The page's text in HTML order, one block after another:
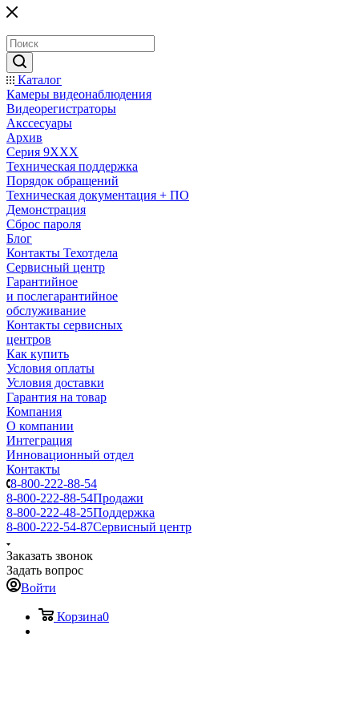
Каталог
Камеры видеонаблюдения
Видеорегистраторы
Акссесуары
Архив
Серия 9XXX
Техническая поддержка
Порядок обращений
Техническая документация + ПО
Демонстрация
Сброс пароля
Блог
Контакты Техотдела
Сервисный центр
Гарантийное
и послегарантийное
обслуживание
Контакты сервисных
центров
Как купить
Условия оплаты
Условия доставки
Гарантия на товар
Компания
О компании
Интеграция
Инновационный отдел
Контакты
8-800-222-88-54
8-800-222-88-54Продажи
8-800-222-48-25Поддержка
8-800-222-54-87Сервисный центр
Заказать звонок
Задать вопрос
Войти
Корзина0